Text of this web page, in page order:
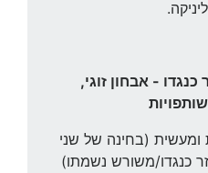
עזר כנגדו - אבחון זוגי,
ומעשית (בחינה של שני
עזר כנגדו/משורש נשמתו)